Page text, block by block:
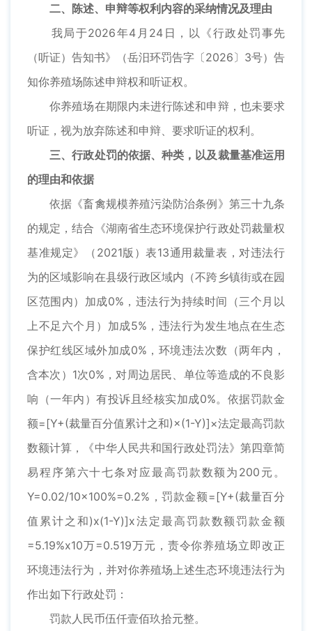
二、陈述、申辩等权利内容的采纳情况及理由
我局于2026年4月24日，以《行政处罚事先
（听证）告知书》（岳汨环罚告字〔2026〕3号）告
知你养殖场陈述申辩权和听证权。
你养殖场在期限内未进行陈述和申辩，也未要求
听证，视为放弃陈述和申辩、要求听证的权利。
三、行政处罚的依据、种类，以及裁量基准运用
的理由和依据
依据《畜禽规模养殖污染防治条例》第三十九条
的规定，结合《湖南省生态环境保护行政处罚裁量权
基准规定》（2021版）表13通用裁量表，对违法行
为的区域影响在县级行政区域内（不跨乡镇街或在园
区范围内）加成0%，违法行为持续时间（三个月以
上不足六个月）加成5%，违法行为发生地点在生态
保护红线区域外加成0%，环境违法次数（两年内，
含本次）1次0%，对周边居民、单位等造成的不良影
响（一年内）有投诉且经核实加成0%。依据罚款金
额=[Y+(裁量百分值累计之和)×(1-Y)]×法定最高罚款
数额计算，《中华人民共和国行政处罚法》第四章简
易程序第六十七条对应最高罚款数额为200元。
Y=0.02/10x100%=0.2%，罚款金额=[Y+(裁量百分
值累计之和)x(1-Y)]x法定最高罚款数额罚款金额
=5.19%x10万=0.519万元，责令你养殖场立即改正
环境违法行为，并对你养殖场上述生态环境违法行为
作出如下行政处罚：
罚款人民币伍仟壹佰玖拾元整。